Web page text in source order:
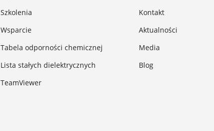
Szkolenia
Wsparcie
Tabela odporności chemicznej
Lista stałych dielektrycznych
TeamViewer
Kontakt
Aktualności
Media
Blog